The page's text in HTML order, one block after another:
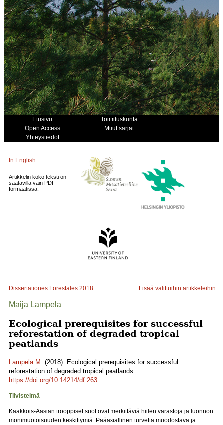
Etusivu
Toimituskunta
Open Access
Muut sarjat
Yhteystiedot
In English
Artikkelin koko teksti on
saatavilla vain PDF-
formaatissa.
Dissertationes Forestales 2018 Lisää valittuihin artikkeleihin
Maija Lampela
Ecological prerequisites for successful
reforestation of degraded tropical
peatlands
Lampela M. (2018). Ecological prerequisites for successful
reforestation of degraded tropical peatlands.
https://doi.org/10.14214/df.263
Tiivistelmä
Kaakkois-Aasian trooppiset suot ovat merkittäviä hiilen varastoja ja luonnon
monimuotoisuuden keskittymiä. Pääasiallinen turvetta muodostava ja